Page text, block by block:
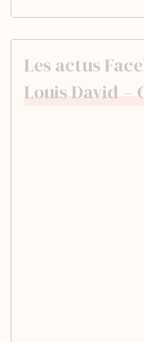
Les actus
Louis David –